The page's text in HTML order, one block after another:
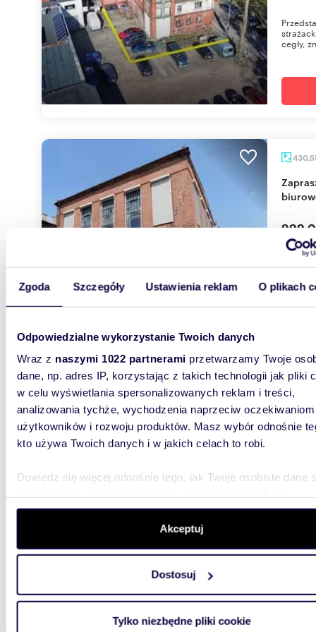
Zgoda Szczegóły Ustawienia reklam O plikach
Odpowiedzialne wykorzystanie Twoich danych
Wraz z naszymi 1022 partnerami przetwarzamy Twoje
dane, np. adres IP, korzystając z takich technologii jak pliki
w celu wyświetlania spersonalizowanych reklam i treści,
analizowania tychże, wychodzenia naprzeciw oczekiwaniom
użytkowników i rozwoju produktów. Masz wybór odnośnie
kto używa Twoich danych i w jakich celach to robi.
Dowiedz się więcej odnośnie tego, jak Twoje osobiste dane
szczegółów. W Deklaracji plików cookie możesz zmienić
wycofać swoją zgodę w dowolnej chwili.
aby oferować funkcje społecznościowe i analizować ruch w
witrynie. Informacje o tym, jak korzystasz z naszej witryny,
analitycznym. Partnerzy mogą połączyć te informacje z
Akceptuj
Dostosuj
Tylko niezbędne pliki cookie
cegły,
Zapraszam do obejrzenia magazynowo-
999
lokal
2185
1
lokal